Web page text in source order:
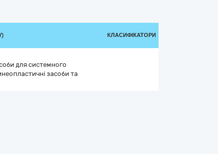
КЛАСИФІКАТОРИ
для системного
засоби та